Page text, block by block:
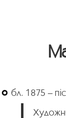
бл. 1875 –